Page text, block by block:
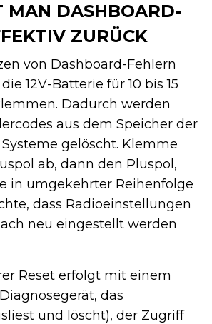
MAN DASHBOARD-
ZURÜCK
von Dashboard-Fehlern
12V-Batterie für 10 bis 15
Dadurch werden
aus dem Speicher der
gelöscht. Klemme
ab, dann den Pluspol,
in umgekehrter Reihenfolge
dass Radioeinstellungen
neu eingestellt werden
Reset erfolgt mit einem
das
und löscht), der Zugriff